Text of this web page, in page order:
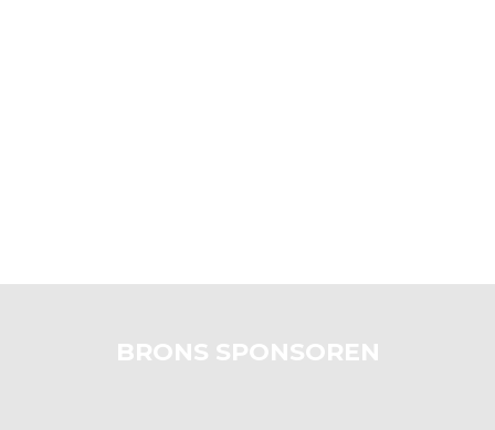
BRONS SPONSOREN